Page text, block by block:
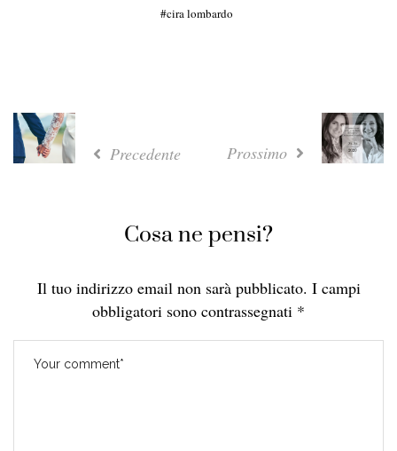
cira lombardo
Precedente Prossimo
Cosa ne pensi?
Il tuo indirizzo email non sarà pubblicato. I campi
obbligatori sono contrassegnati *